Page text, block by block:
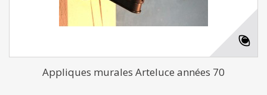
Appliques murales Arteluce années 70